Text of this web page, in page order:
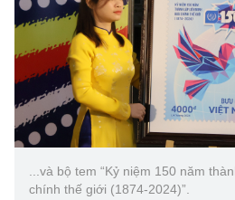
...và bộ tem “Kỷ niệm 150 năm
chính thế giới (1874-2024)”.